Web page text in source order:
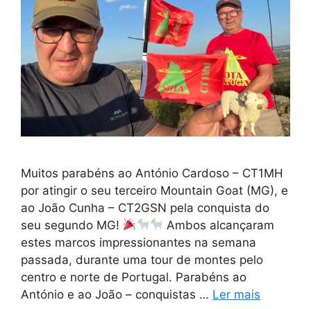
Muitos parabéns ao António Cardoso – CT1MH
por atingir o seu terceiro Mountain Goat (MG), e
ao João Cunha – CT2GSN pela conquista do
seu segundo MG!
Ambos alcançaram
estes marcos impressionantes na semana
passada, durante uma tour de montes pelo
centro e norte de Portugal. Parabéns ao
António e ao João – conquistas … Ler mais